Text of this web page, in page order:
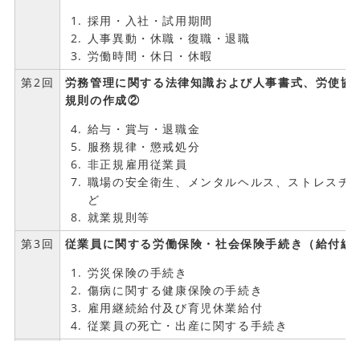
採用・入社・試用期間
人事異動・休職・復職・退職
労働時間・休日・休暇
第2回
労務管理に関する法律知識および人事書式、労使協
規則の作成②
給与・賞与・退職金
服務規律・懲戒処分
非正規雇用従業員
職場の安全衛生、メンタルヘルス、ストレスチ
ど
就業規則等
第3回
従業員に関する労働保険・社会保険手続き（給付編
労災保険の手続き
傷病に関する健康保険の手続き
雇用継続給付及び育児休業給付
従業員の死亡・出産に関する手続き